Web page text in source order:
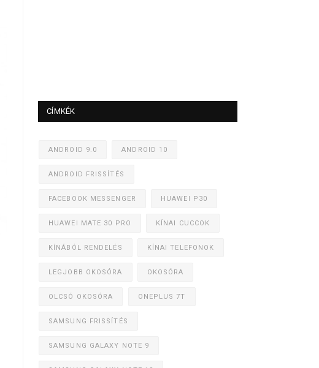
CÍMKÉK
ANDROID 9.0 ANDROID 10
ANDROID FRISSÍTÉS
FACEBOOK MESSENGER HUAWEI P30
HUAWEI MATE 30 PRO KÍNAI CUCCOK
KÍNÁBÓL RENDELÉS KÍNAI TELEFONOK
LEGJOBB OKOSÓRA OKOSÓRA
OLCSÓ OKOSÓRA ONEPLUS 7T
SAMSUNG FRISSÍTÉS
SAMSUNG GALAXY NOTE 9